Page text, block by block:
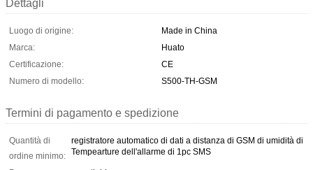
Dettagli
Luogo di origine:
Made in China
Marca:
Huato
Certificazione:
CE
Numero di modello:
S500-TH-GSM
Termini di pagamento e spedizione
Quantità di
ordine minimo:
registratore automatico di dati a distanza di GSM di umidità di
Tempearture dell'allarme di 1pc SMS